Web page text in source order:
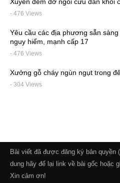
- 476 Views
Yêu cầu các địa phương sẵn
nguy hiểm, mạnh cấp 17
- 476 Views
Xưởng gỗ cháy ngùn ngụt trong
- 304 Views
Bài viết đã được đăng ký bản quyền
dung hãy để lại link về bài gốc hoặc
Xin cảm ơn!